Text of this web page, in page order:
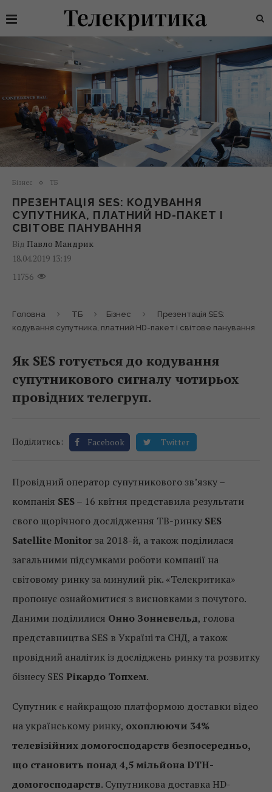
Бізнес ТБ
ПРЕЗЕНТАЦІЯ SES: КОДУВАННЯ
СУПУТНИКА, ПЛАТНИЙ HD-ПАКЕТ І
СВІТОВЕ ПАНУВАННЯ
Від Павло Мандрик
18.04.2019 13:19
11756
Головна ТБ Бізнес
Презентація SES:
кодування супутника, платний HD-пакет і світове панування
Як SES готується до кодування
супутникового сигналу чотирьох
провідних телегруп.
Поділитись: Facebook Twitter
Провідний оператор супутникового зв’язку –
компанія SES– 16 квітня представила результати
свого щорічного дослідження ТВ-ринку SES
Satellite Monitor за 2018-й, а також поділилася
загальними підсумками роботи компанії на
світовому ринку за минулий рік. «Телекритика»
пропонує ознайомитися з висновками з почутого.
Даними поділилися Онно Зонневельд, голова
представництва SES в Україні та СНД, а також
провідний аналітик із досліджень ринку та розвитку
бізнесу SES Рікардо Топхем.
Супутник є найкращою платформою доставки відео
на українському ринку, охоплюючи 34%
телевізійних домогосподарств безпосередньо,
що становить понад 4,5 мільйона DTH-
домогосподарств. Супутникова доставка HD-